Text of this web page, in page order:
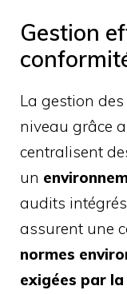
Gestion
La gestion
niveau grâce
centralisent
un
audits
assurent une
normes
exigées par la